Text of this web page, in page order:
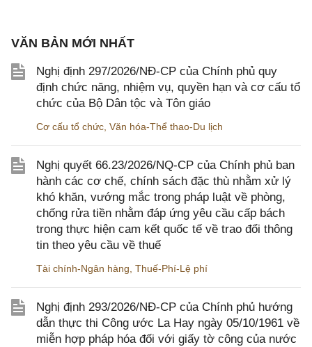
VĂN BẢN MỚI NHẤT
Nghị định 297/2026/NĐ-CP của Chính phủ quy
định chức năng, nhiệm vụ, quyền hạn và cơ cấu tổ
chức của Bộ Dân tộc và Tôn giáo
Cơ cấu tổ chức Văn hóa-Thể thao-Du lịch
Nghị quyết 66.23/2026/NQ-CP của Chính phủ ban
hành các cơ chế, chính sách đặc thù nhằm xử lý
khó khăn, vướng mắc trong pháp luật về phòng,
chống rửa tiền nhằm đáp ứng yêu cầu cấp bách
trong thực hiện cam kết quốc tế về trao đổi thông
tin theo yêu cầu về thuế
Tài chính-Ngân hàng Thuế-Phí-Lệ phí
Nghị định 293/2026/NĐ-CP của Chính phủ hướng
dẫn thực thi Công ước La Hay ngày 05/10/1961 về
miễn hợp pháp hóa đối với giấy tờ công của nước